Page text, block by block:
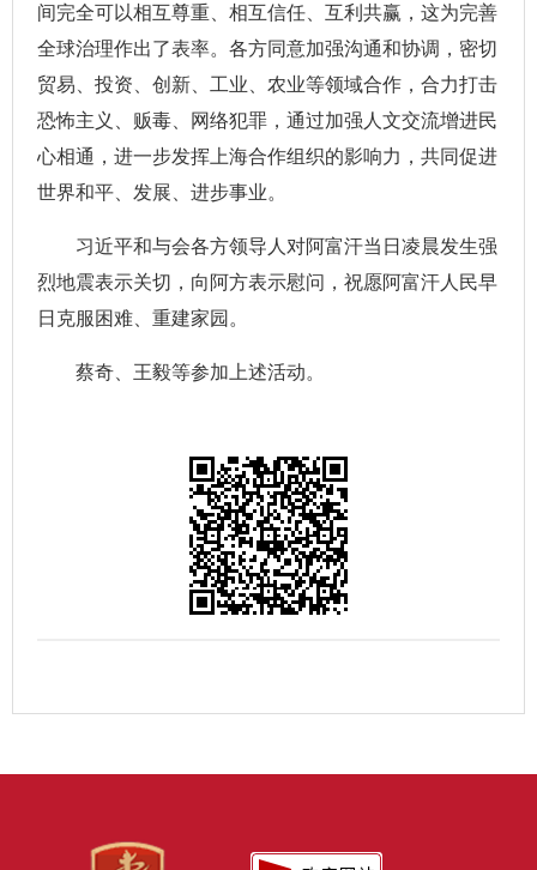
间完全可以相互尊重、相互信任、互利共赢，这为完善
全球治理作出了表率。各方同意加强沟通和协调，密切
贸易、投资、创新、工业、农业等领域合作，合力打击
恐怖主义、贩毒、网络犯罪，通过加强人文交流增进民
心相通，进一步发挥上海合作组织的影响力，共同促进
世界和平、发展、进步事业。
习近平和与会各方领导人对阿富汗当日凌晨发生强
烈地震表示关切，向阿方表示慰问，祝愿阿富汗人民早
日克服困难、重建家园。
蔡奇、王毅等参加上述活动。